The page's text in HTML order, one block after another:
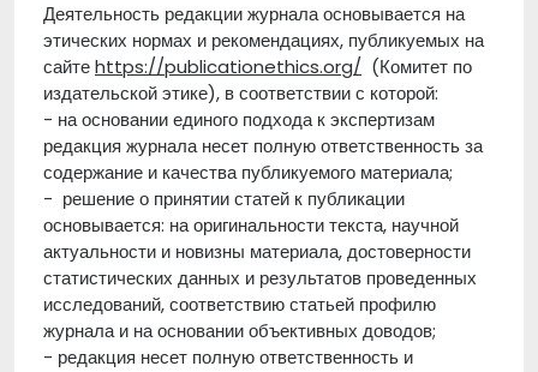
Деятельность редакции журнала основывается на
этических нормах и рекомендациях, публикуемых на
сайтеhttps://publicationethics.org/ (Комитет по
издательской этике), в соответствии с которой:
- на основании единого подхода к экспертизам
редакция журнала несет полную ответственность за
содержание и качества публикуемого материала;
- решение о принятии статей к публикации
основывается: на оригинальности текста, научной
актуальности и новизны материала, достоверности
статистических данных и результатов проведенных
исследований, соответствию статьей профилю
журнала и на основании объективных доводов;
- редакция несет полную ответственность и